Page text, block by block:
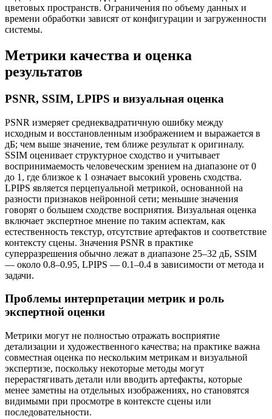
цветовых пространств. Ограничения по объему данных и
времени обработки зависят от конфигурации и загруженности
системы.
Метрики качества и оценка
результатов
PSNR, SSIM, LPIPS и визуальная оценка
PSNR измеряет среднеквадратичную ошибку между
исходным и восстановленным изображением и выражается в
дБ; чем выше значение, тем ближе результат к оригиналу.
SSIM оценивает структурное сходство и учитывает
воспринимаемость человеческим зрением на диапазоне от 0
до 1, где близкое к 1 означает высокий уровень сходства.
LPIPS является перцепуальной метрикой, основанной на
разности признаков нейронной сети; меньшие значения
говорят о большем сходстве восприятия. Визуальная оценка
включает экспертное мнение по таким аспектам, как
естественность текстур, отсутствие артефактов и соответствие
контексту сцены. Значения PSNR в практике
суперразрешения обычно лежат в диапазоне 25–32 дБ, SSIM
— около 0.8–0.95, LPIPS — 0.1–0.4 в зависимости от метода и
задачи.
Проблемы интерпретации метрик и роль
экспертной оценки
Метрики могут не полностью отражать восприятие
детализации и художественного качества; на практике важна
совместная оценка по нескольким метрикам и визуальной
экспертизе, поскольку некоторые методы могут
перерастягивать детали или вводить артефакты, которые
менее заметны на отдельных изображениях, но становятся
видимыми при просмотре в контексте сцены или
последовательности.